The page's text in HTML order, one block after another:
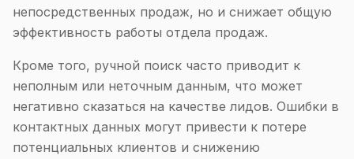
непосредственных продаж, но и снижает общую
эффективность работы отдела продаж.
Кроме того, ручной поиск часто приводит к
неполным или неточным данным, что может
негативно сказаться на качестве лидов. Ошибки в
контактных данных могут привести к потере
потенциальных клиентов и снижению